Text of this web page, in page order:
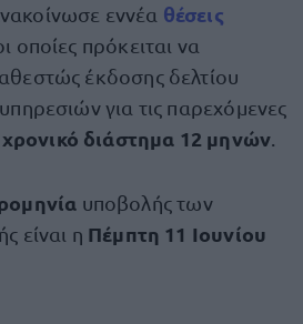
εννέα θέσεις
οι οποίες πρόκειται να
έκδοσης δελτίου
για τις παρεχόμενες
χρονικό διάστημα 12 μηνών
υποβολής των
είναι η Πέμπτη 11 Ιουνίου